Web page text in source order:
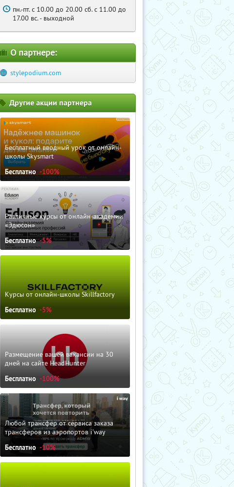
пн.-пт. с 10.00 до 20.00 сб. с 11.00 до
17.00 вс. - выходной
О партнере:
stylepodium.com
Другие акции партнера
Бесплатный вводный урок от онлайн-
школы Skysmart
Бесплатно -100%
Различные курсы от онлайн-академии
«Эдюсон»
Бесплатно -5%
Курсы от онлайн-школы Skillfactory
Бесплатно -5%
Размещение вашей вакансии на 30
дней на сайте HeadHunter
Бесплатно -100%
Любой трансфер от сервиса заказа
трансферов из аэропортов i'way
Бесплатно -10%